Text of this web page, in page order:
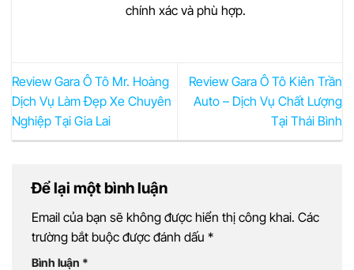
chính xác và phù hợp.
Review Gara Ô Tô Mr. Hoàng
Dịch Vụ Làm Đẹp Xe Chuyên
Nghiệp Tại Gia Lai
Review Gara Ô Tô Kiên Trần
Auto – Dịch Vụ Chất Lượng
Tại Thái Bình
Để lại một bình luận
Email của bạn sẽ không được hiển thị công khai. Các
trường bắt buộc được đánh dấu *
Bình luận *